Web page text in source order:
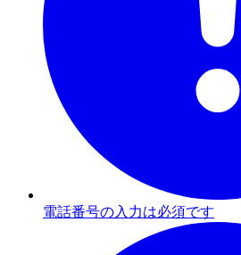
電話番号の入力は必須です